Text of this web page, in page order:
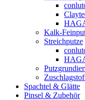
Kalk-
Streichputze
Spachtel & Glätte
Pinsel & Zubehör